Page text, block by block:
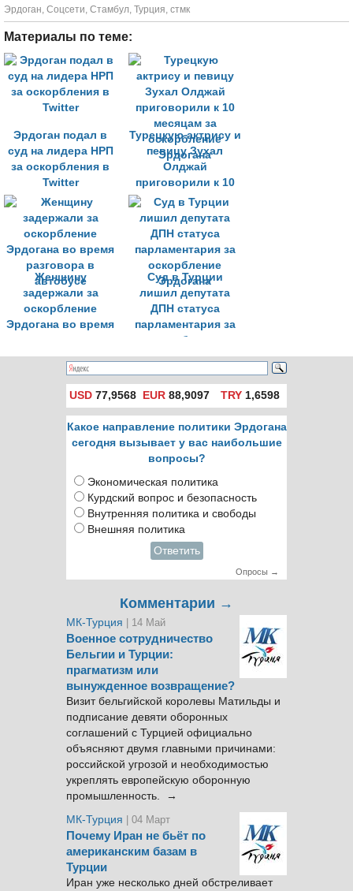
Эрдоган, Соцсети, Стамбул, Турция, стмк
Материалы по теме:
Эрдоган подал в
суд на лидера НРП
за оскорбления в
Twitter
Турецкую актрису и
певицу Зухал
Олджай
приговорили к 10
месяцам за
оскорбление
Эрдогана
Женщину
задержали за
оскорбление
Эрдогана во время
автобусе
Суд в Турции
лишил депутата
ДПН статуса
парламентария за
оскорбление
Эрдогана
USD 77,9568 EUR 88,9097 TRY1,6598
Какое направление политики Эрдогана
сегодня вызывает у вас наибольшие
вопросы?
Экономическая политика
Курдский вопрос и безопасность
Внутренняя политика и свободы
Внешняя политика
Ответить
Опросы →
Комментарии →
МК-Турция | 14 Май
Военное сотрудничество
Бельгии и Турции:
прагматизм или
вынужденное возвращение?
Визит бельгийской королевы Матильды и
подписание девяти оборонных
соглашений с Турцией официально
объясняют двумя главными причинами:
российской угрозой и необходимостью
укреплять европейскую оборонную
промышленность. →
МК-Турция
| 04 Март
Почему Иран не бьёт по
американским базам в
Турции
Иран уже несколько дней обстреливает